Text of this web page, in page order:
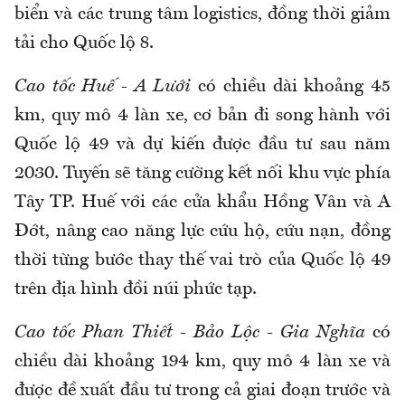
biển và các trung tâm logistics, đồng thời giảm
tải cho Quốc lộ 8.
Cao tốc Huế - A Lướicó chiều dài khoảng 45
km, quy mô 4 làn xe, cơ bản đi song hành với
Quốc lộ 49 và dự kiến được đầu tư sau năm
2030. Tuyến sẽ tăng cường kết nối khu vực phía
Tây TP. Huế với các cửa khẩu Hồng Vân và A
Đớt, nâng cao năng lực cứu hộ, cứu nạn, đồng
thời từng bước thay thế vai trò của Quốc lộ 49
trên địa hình đồi núi phức tạp.
Cao tốc Phan Thiết - Bảo Lộc - Gia Nghĩa có
chiều dài khoảng 194 km, quy mô 4 làn xe và
được đề xuất đầu tư trong cả giai đoạn trước và